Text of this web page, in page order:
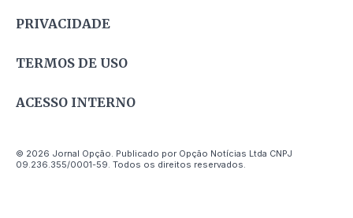
PRIVACIDADE
TERMOS DE USO
ACESSO INTERNO
© 2026 Jornal Opção. Publicado por Opção Notícias Ltda CNPJ
09.236.355/0001-59. Todos os direitos reservados.